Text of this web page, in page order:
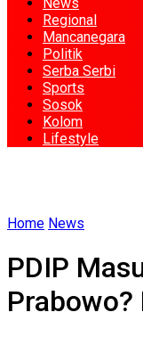
Regional
Mancanegara
Politik
Serba Serbi
Sports
Sosok
Kolom
Lifestyle
Home News
PDIP
Prabowo?